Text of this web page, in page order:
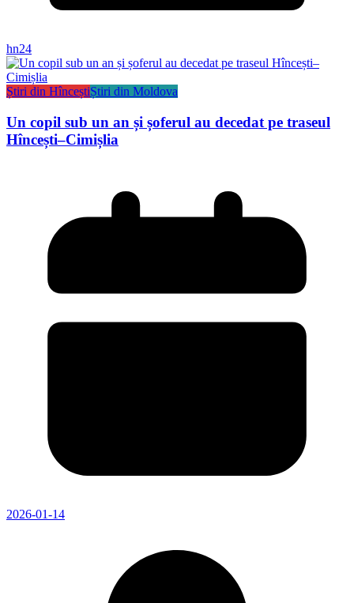
hn24
Știri din HînceștiȘtiri din Moldova
Un copil sub un an și șoferul au decedat pe traseul
Hîncești–Cimișlia
2026-01-14